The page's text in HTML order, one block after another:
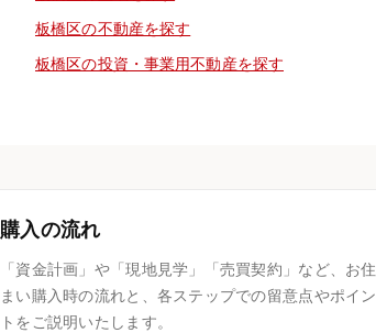
板橋区の不動産を探す
板橋区の投資・事業用不動産を探す
購入の流れ
「資金計画」や「現地見学」「売買契約」など、お住
まい購入時の流れと、各ステップでの留意点やポイン
トをご説明いたします。